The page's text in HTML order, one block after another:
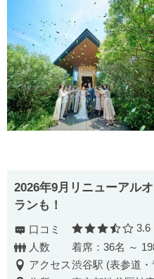
2026年9月リニューアル
ランも！
口コミ 口
3.6
人数
着席：36名 ～
アクセス渋谷駅 (表参道